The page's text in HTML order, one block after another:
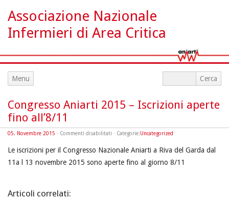
Associazione Nazionale
Infermieri di Area Critica
Menu
Congresso Aniarti 2015 – Iscrizioni aperte
fino all’8/11
05. Novembre 2015 · Commenti disabilitati su
Congresso
2015
Iscrizioni
aperte
· Categorie:Uncategorized
Le iscrizioni per il Congresso Nazionale Aniarti a Riva del Garda dal
11a l 13 novembre 2015 sono aperte fino al giorno 8/11
Articoli correlati: